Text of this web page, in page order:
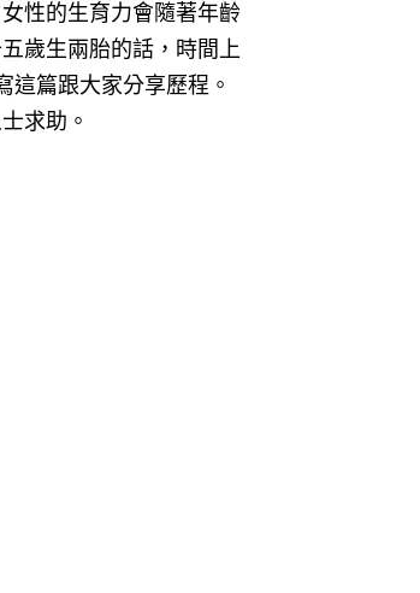
性的生育力會隨著年齡
歲生兩胎的話，時間上
這篇跟大家分享歷程。
求助。